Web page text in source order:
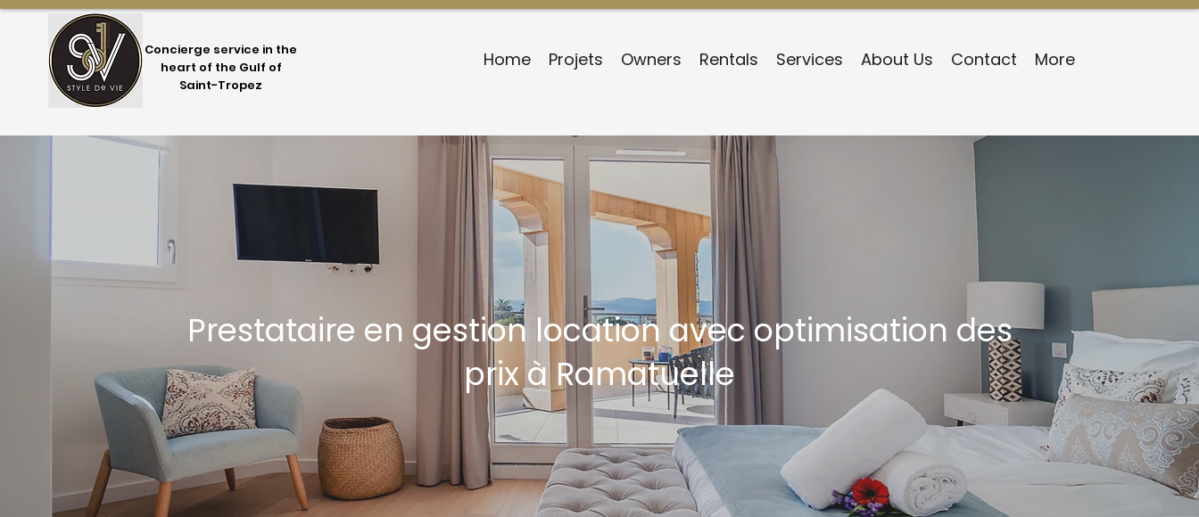
Concierge service in the
heart of the Gulf of
Saint-Tropez
Home Projets Owners Rentals Services About Us Contact More
Prestataire en gestion location avec optimisation des
prix à Ramatuelle